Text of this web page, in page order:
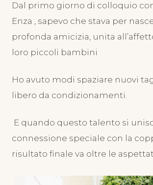
Dal primo giorno di colloquio
Enza , sapevo che stava per
profonda amicizia, unita
loro piccoli bambini
Ho avuto modi spaziare nuovi
libero da condizionamenti.
E quando questo talento si
connessione speciale con la
risultato finale va oltre le